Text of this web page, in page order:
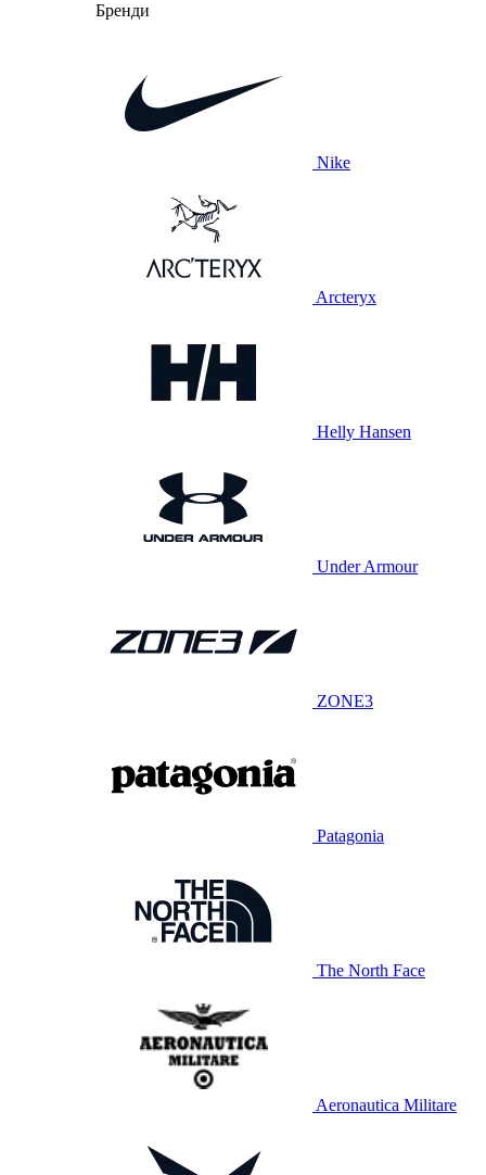
Бренди
Nike
Arcteryx
Helly Hansen
Under Armour
ZONE3
Patagonia
The North Face
Aeronautica Militare